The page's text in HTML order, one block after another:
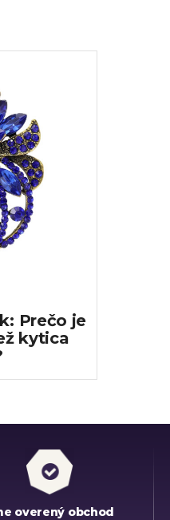
Prečo je
kytica
overený obchod